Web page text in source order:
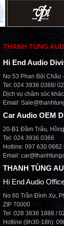
THANH TÙNG
Hi End Audio
No 53 Phan Bội Châu
Tel: 024 3936 0388/
Dịch vụ chăm sóc
Email:
Car Audio OEM
20-B1 Đầm Trấu,
Tel: 024 3936 0366
Hotline: 097 630 0662
Email:
THANH TÙNG
Hi End Audio
No 60 Trần Đình Xu,
ZIP 70000
Tel :028 3836 1888 /
Hotline (9h30-18h):